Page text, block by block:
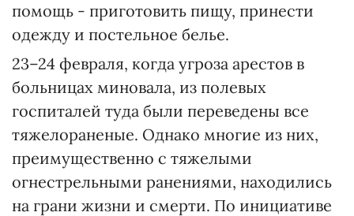
помощь - приготовить пищу, принести
одежду и постельное белье.
23–24 февраля, когда угроза арестов в
больницах миновала, из полевых
госпиталей туда были переведены все
тяжелораненые. Однако многие из них,
преимущественно с тяжелыми
огнестрельными ранениями, находились
на грани жизни и смерти. По инициативе